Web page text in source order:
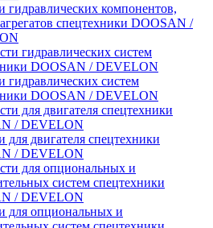
гидравлических компонентов,
спецтехники DOOSAN /
гидравлических систем
DOOSAN / DEVELON
для двигателя спецтехники
/ DEVELON
для опциональных и